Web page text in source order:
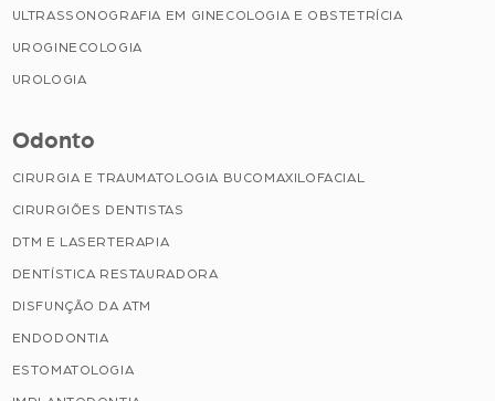
ULTRASSONOGRAFIA EM GINECOLOGIA E OBSTETRÍCIA
UROGINECOLOGIA
UROLOGIA
Odonto
CIRURGIA E TRAUMATOLOGIA BUCOMAXILOFACIAL
CIRURGIÕES DENTISTAS
DTM E LASERTERAPIA
DENTÍSTICA RESTAURADORA
DISFUNÇÃO DA ATM
ENDODONTIA
ESTOMATOLOGIA